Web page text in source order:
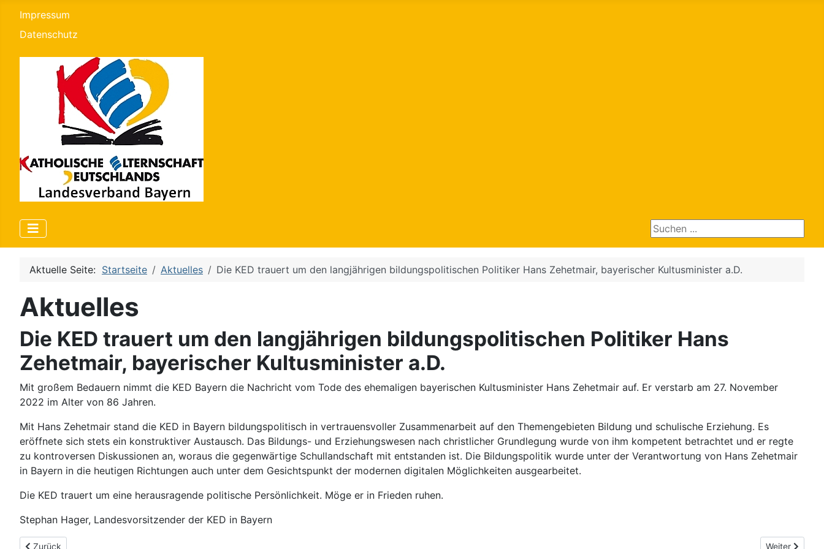
Impressum
Datenschutz
Suchen ...
Aktuelle Seite: Startseite Aktuelles Die KED trauert um den langjährigen bildungspolitischen Politiker Hans Zehetmair, bayerischer Kultusminister a.D.
Aktuelles
Die KED trauert um den langjährigen bildungspolitischen Politiker Hans
Zehetmair, bayerischer Kultusminister a.D.
Mit großem Bedauern nimmt die KED Bayern die Nachricht vom Tode des ehemaligen bayerischen Kultusminister Hans Zehetmair auf. Er verstarb am 27. November
2022 im Alter von 86 Jahren.
Mit Hans Zehetmair stand die KED in Bayern bildungspolitisch in vertrauensvoller Zusammenarbeit auf den Themengebieten Bildung und schulische Erziehung. Es
eröffnete sich stets ein konstruktiver Austausch. Das Bildungs- und Erziehungswesen nach christlicher Grundlegung wurde von ihm kompetent betrachtet und er regte
zu kontroversen Diskussionen an, woraus die gegenwärtige Schullandschaft mit entstanden ist. Die Bildungspolitik wurde unter der Verantwortung von Hans Zehetmair
in Bayern in die heutigen Richtungen auch unter dem Gesichtspunkt der modernen digitalen Möglichkeiten ausgearbeitet.
Die KED trauert um eine herausragende politische Persönlichkeit. Möge er in Frieden ruhen.
Stephan Hager, Landesvorsitzender der KED in Bayern
Vorheriger Beitrag: Die KED trauert um Dr. Karl Eder, den langjährige Geschäftsführer des Landeskomitees der Katholiken in Bayern
Zurück Nächster
Weiter